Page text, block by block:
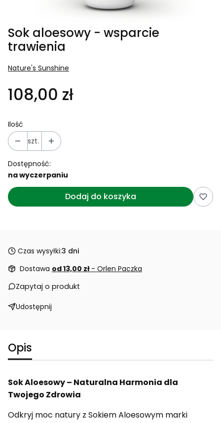
Sok aloesowy - wsparcie
trawienia
Nature's Sunshine
108,00 zł
Ilość
szt.
Dostępność:
na wyczerpaniu
Dodaj do koszyka
Czas wysyłki:3 dni
Dostawa od 13,00 zł - Orlen Paczka
Zapytaj o produkt
Udostępnij
Opis
Sok Aloesowy – Naturalna Harmonia dla
Twojego Zdrowia
Odkryj moc natury z Sokiem Aloesowym marki